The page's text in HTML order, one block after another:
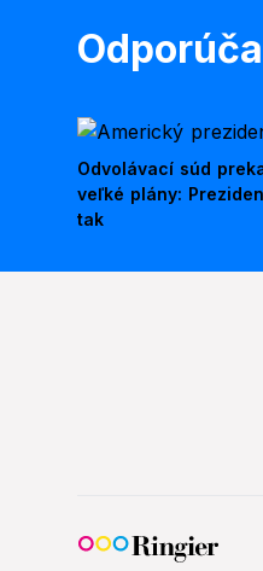
Odvolávací súd
veľké plány:
tak